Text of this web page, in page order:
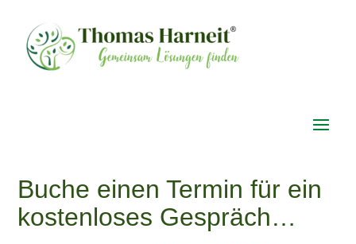
Buche einen Termin für ein
kostenloses Gespräch…